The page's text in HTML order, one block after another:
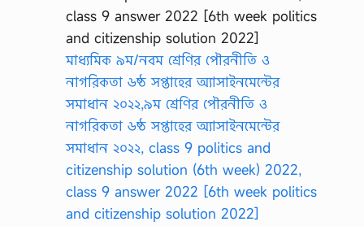
মাধ্যমিক ৯ম/নবম শ্রেণির পৌরনীতি ও
নাগরিকতা ৬ষ্ঠ সপ্তাহের অ্যাসাইনমেন্টের
সমাধান ২০২২,৯ম শ্রেণির পৌরনীতি ও
নাগরিকতা ৬ষ্ঠ সপ্তাহের অ্যাসাইনমেন্টের
সমাধান ২০২২, class 9 politics and
citizenship solution (6th week) 2022,
class 9 answer 2022 [6th week politics
and citizenship solution 2022]